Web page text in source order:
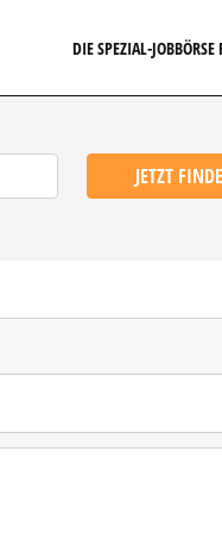
DIE SPEZIAL-
JETZT